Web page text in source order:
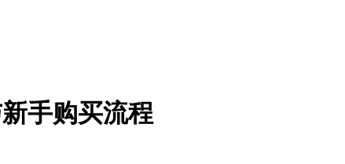
手购买流程